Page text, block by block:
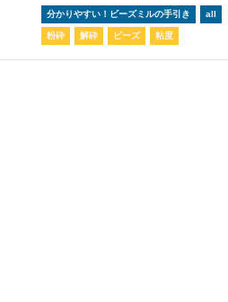
分かりやすい！ビーズミルの手引き all
粉砕 解砕 ビーズ 粘度